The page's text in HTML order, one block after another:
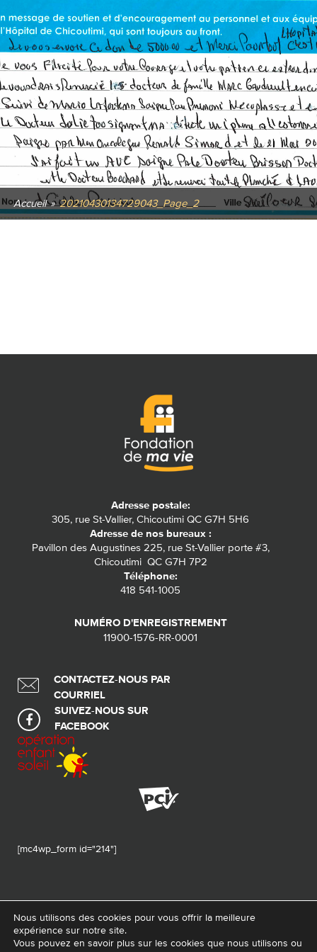
Accueil » 20210430134729043_Page_2
Adresse postale:
305, rue St-Vallier, Chicoutimi QC G7H 5H6
Adresse de nos bureaux :
Pavillon des Augustines 225, rue St-Vallier porte #3,
Chicoutimi QC G7H 7P2
Téléphone:
418 541-1005
NUMÉRO D'ENREGISTREMENT
11900-1576-RR-0001
CONTACTEZ-NOUS PAR
COURRIEL
SUIVEZ-NOUS SUR
FACEBOOK
[mc4wp_form id="214"]
© 2026 Tous droits réservés - Fondation de ma vie – Pour la santé de la
Nous utilisons des cookies pour vous offrir la meilleure
expérience sur notre site.
Vous pouvez en savoir plus sur les cookies que nous utilisons ou